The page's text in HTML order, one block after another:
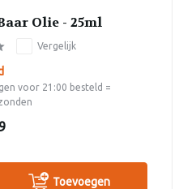
Olie - 25ml
Vergelijk
voor 21:00 besteld =
Toevoegen